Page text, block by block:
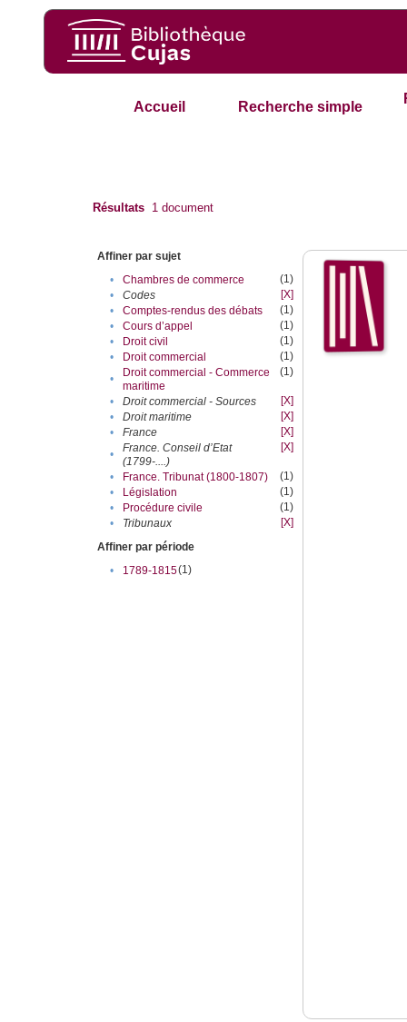
Accueil Recherche simple
Résultats 1 document
Affiner par sujet
•
Chambres de commerce
(1)
•
Codes
[X]
•
Comptes-rendus des débats
(1)
•
Cours d’appel
(1)
•
Droit civil
(1)
•
Droit commercial
(1)
•
Droit commercial - Commerce
maritime
(1)
• Droit commercial - Sources
[X]
•
Droit maritime
[X]
•
France
[X]
•
France. Conseil d’Etat
(1799-....)
[X]
• France. Tribunat (1800-1807)
(1)
•
Législation
(1)
•
Procédure civile
(1)
•
Tribunaux
[X]
Affiner par période
•
1789-1815(1)